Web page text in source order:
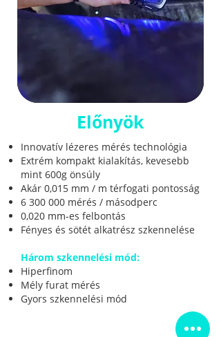
Előnyök
Innovatív lézeres mérés technológia
Extrém kompakt kialakítás, kevesebb
mint 600g önsúly
Akár 0,015 mm / m térfogati pontosság
6 300 000 mérés / másodperc
0,020 mm-es felbontás
Fényes és sötét alkatrész szkennelése
Három szkennelési mód:
Hiperfinom
Mély furat mérés
Gyors szkennelési mód